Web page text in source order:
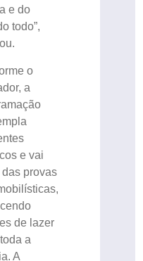
e do
todo”,
o
a
e vai
provas
de lazer
a
A